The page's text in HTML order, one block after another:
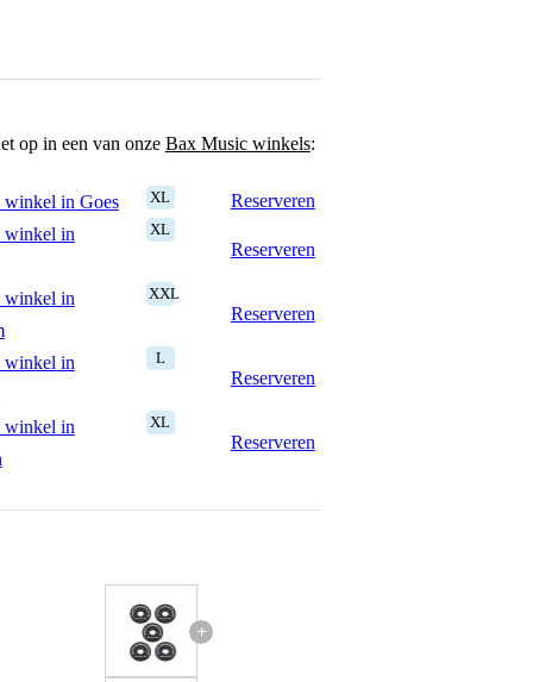
op in een van onze Bax Music winkels:
in Goes XL
Reserveren
winkel in
XL
Reserveren
winkel in
XXL
Reserveren
winkel in
L
Reserveren
winkel in
XL
Reserveren
+